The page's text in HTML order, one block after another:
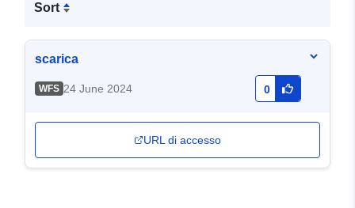
Sort
scarica
WFS 24 June 2024 0
URL di accesso